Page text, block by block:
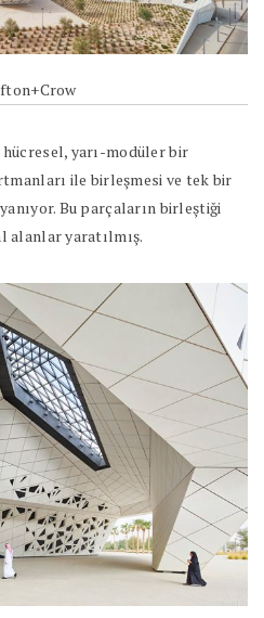
yarı-modüler bir
ile birleşmesi ve tek bir
Bu parçaların birleştiği
alanlar yaratılmış.